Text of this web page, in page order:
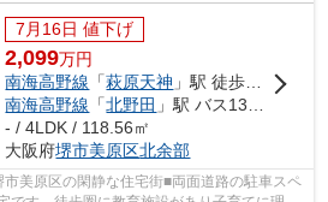
7月16日 値下げ
2,099万円
南海高野線 「萩原天神 」駅 徒歩20分
南海高野線 「北野田 」駅 バス13分 「北余部北」 停歩5分
- / 4LDK / 118.56㎡
大阪府堺市美原区北余部
市美原区の閑静な住宅街■両面道路の駐車スペ